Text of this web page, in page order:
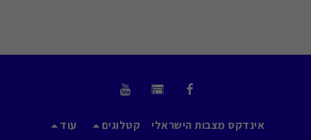
אינדקס מצבות הישראלי קטלוגים עוד